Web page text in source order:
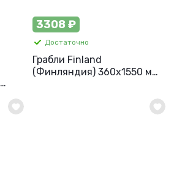
3308 ₽
Достаточно
Грабли Finland
(Финляндия) 360х1550 мм,